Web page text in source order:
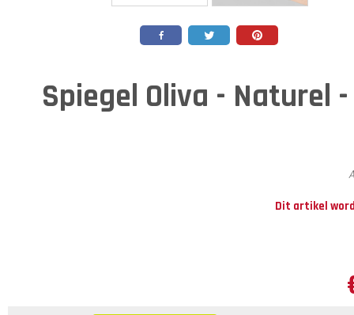
Spiegel Oliva - Naturel
Dit artikel